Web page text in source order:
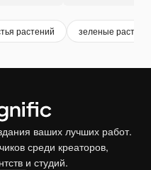
растений зеленые
ваших лучших работ.
среди креаторов,
и студий.